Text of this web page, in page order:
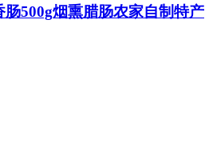
500g烟熏腊肠农家自制特产